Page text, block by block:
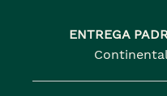
ENTREGA